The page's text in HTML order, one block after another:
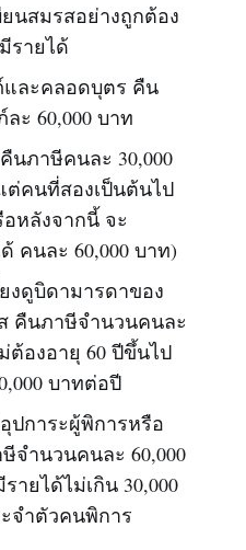
นสมรสอย่างถูกต้อง
รายได้
ละคลอดบุตร คืน
ะ 60,000 บาท
ภาษีคนละ 30,000
คนที่สองเป็นต้นไป
อหลังจากนี้ จะ
คนละ 60,000 บาท)
งดูบิดามารดาของ
คืนภาษีจำนวนคนละ
ต้องอายุ 60 ปีขึ้นไป
บาทต่อปี
การะผู้พิการหรือ
ำนวนคนละ 60,000
ยได้ไม่เกิน 30,000
จำตัวคนพิการ